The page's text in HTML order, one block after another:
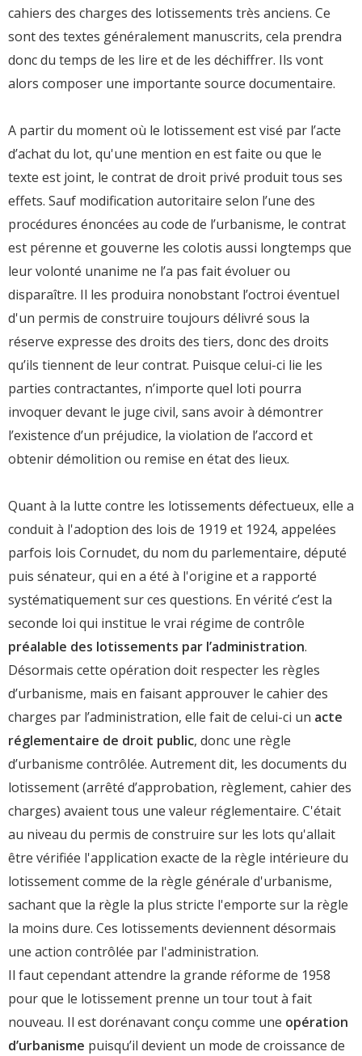
cahiers des charges des lotissements très anciens. Ce
sont des textes généralement manuscrits, cela prendra
donc du temps de les lire et de les déchiffrer. Ils vont
alors composer une importante source documentaire.
A partir du moment où le lotissement est visé par l’acte
d’achat du lot, qu'une mention en est faite ou que le
texte est joint, le contrat de droit privé produit tous ses
effets. Sauf modification autoritaire selon l’une des
procédures énoncées au code de l’urbanisme, le contrat
est pérenne et gouverne les colotis aussi longtemps que
leur volonté unanime ne l’a pas fait évoluer ou
disparaître. Il les produira nonobstant l’octroi éventuel
d'un permis de construire toujours délivré sous la
réserve expresse des droits des tiers, donc des droits
qu’ils tiennent de leur contrat. Puisque celui-ci lie les
parties contractantes, n’importe quel loti pourra
invoquer devant le juge civil, sans avoir à démontrer
l’existence d’un préjudice, la violation de l’accord et
obtenir démolition ou remise en état des lieux.
Quant à la lutte contre les lotissements défectueux, elle a
conduit à l'adoption des lois de 1919 et 1924, appelées
parfois lois Cornudet, du nom du parlementaire, député
puis sénateur, qui en a été à l'origine et a rapporté
systématiquement sur ces questions. En vérité c’est la
seconde loi qui institue le vrai régime de contrôle
préalable des lotissements par l’administration.
Désormais cette opération doit respecter les règles
d’urbanisme, mais en faisant approuver le cahier des
charges par l’administration, elle fait de celui-ci un acte
réglementaire de droit public, donc une règle
d’urbanisme contrôlée. Autrement dit, les documents du
lotissement (arrêté d’approbation, règlement, cahier des
charges) avaient tous une valeur réglementaire. C'était
au niveau du permis de construire sur les lots qu'allait
être vérifiée l'application exacte de la règle intérieure du
lotissement comme de la règle générale d'urbanisme,
sachant que la règle la plus stricte l'emporte sur la règle
la moins dure. Ces lotissements deviennent désormais
une action contrôlée par l'administration.
Il faut cependant attendre la grande réforme de 1958
pour que le lotissement prenne un tour tout à fait
nouveau. Il est dorénavant conçu comme une opération
d’urbanisme puisqu’il devient un mode de croissance de